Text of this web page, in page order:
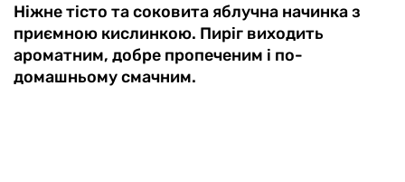
Ніжне тісто та соковита яблучна начинка з
приємною кислинкою. Пиріг виходить
ароматним, добре пропеченим і по-
домашньому смачним.